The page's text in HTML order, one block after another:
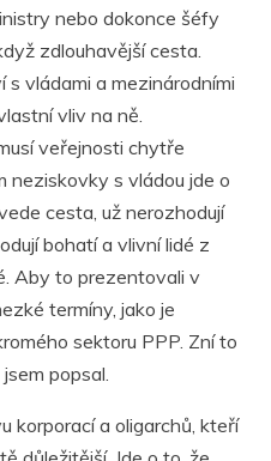
nebo dokonce šéfy
zdlouhavější cesta.
vládami a mezinárodními
vliv na ně.
veřejnosti chytře
s vládou jde o
cesta, už nerozhodují
bohatí a vlivní lidé z
Aby to prezentovali v
termíny, jako je
sektoru PPP. Zní to
popsal.
korporací a oligarchů, kteří